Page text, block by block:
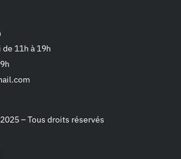
11h à 19h
– Tous droits réservés